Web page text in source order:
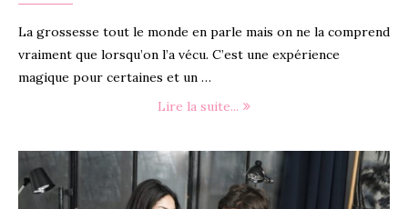
La grossesse tout le monde en parle mais on ne la comprend
vraiment que lorsqu’on l’a vécu. C’est une expérience
magique pour certaines et un …
Lire la suite...